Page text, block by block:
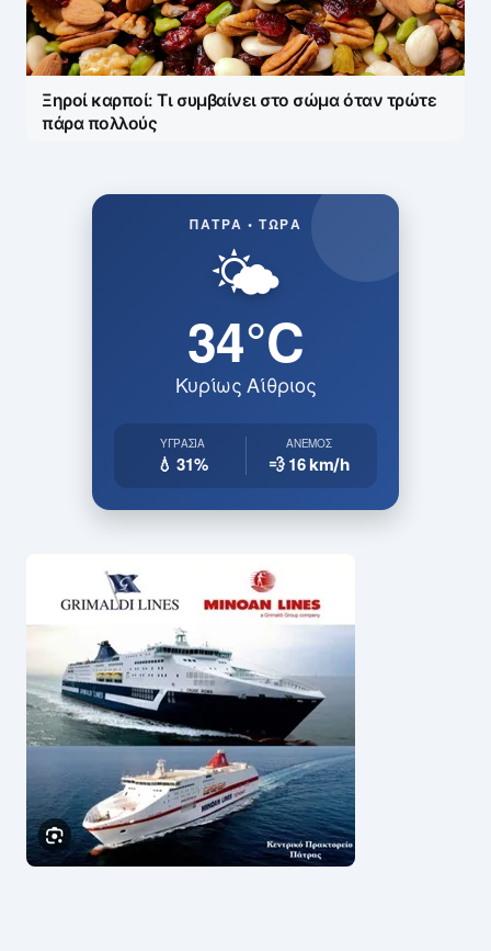
Ξηροί καρποί: Τι συμβαίνει στο σώμα όταν τρώτε
πάρα πολλούς
ΠΆΤΡΑ • ΤΏΡΑ
🌤️
34°C
Κυρίως Αίθριος
ΥΓΡΑΣΊΑ
💧 31%
ΆΝΕΜΟΣ
💨 16km/h